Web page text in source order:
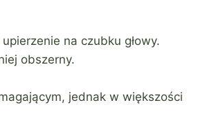
na czubku głowy.
obszerny.
jednak w większości